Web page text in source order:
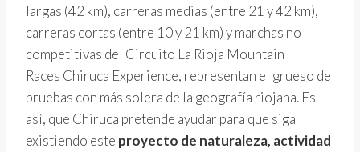
largas (42 km), carreras medias (entre 21 y 42 km),
carreras cortas (entre 10 y 21 km) y marchas no
competitivas del Circuito La Rioja Mountain
Races Chiruca Experience, representan el grueso de
pruebas con más solera de la geografía riojana. Es
así, que Chiruca pretende ayudar para que siga
existiendo este proyecto de naturaleza, actividad